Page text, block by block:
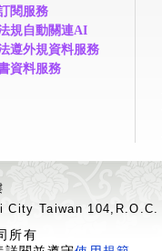
閱服務
規自動關連AI
遵外規資料服務
資料服務
City Taiwan 104,R.O.C.
所有